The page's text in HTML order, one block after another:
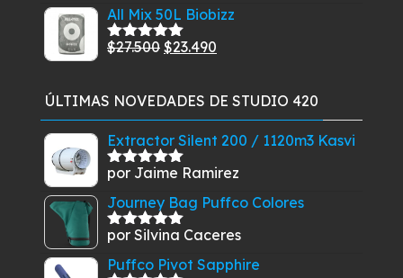
$40.900.$32.500.
hasta
$37.550
All Mix 50L Biobizz
Valorado
$27.500 El
original
$27.500.
$23.490
actual
$23.490.
ÚLTIMAS NOVEDADES DE STUDIO 420
Extractor Silent 200 / 1120m3 Kasvi
Valorado
por Jaime Ramirez
Journey Bag Puffco Colores
Valorado
por Silvina Caceres
Puffco Pivot Sapphire